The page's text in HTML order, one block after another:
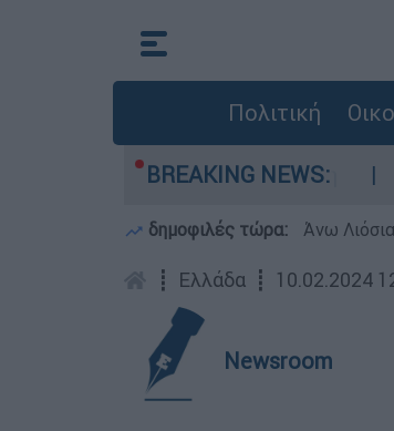
Πολιτική
BREAKING NEWS:
τρία αεροσκάφη Η
δημοφιλές τώρα: Άνω
┋ Ελλάδα ┋ 10.02.2024
Newsroom